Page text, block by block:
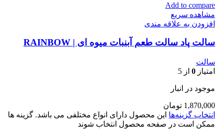
Add to compare
مشاهده سریع
افزودن به علاقه مندی
سالت پاد سالت طعم آبنبات میوه ای | RAINBOW
سالت
امتیاز 0 از 5
موجود در انبار
1,870,000 تومان
انتخاب گزینه‌ها این محصول دارای انواع مختلفی می باشد. گزینه ها
ممکن است در صفحه محصول انتخاب شوند